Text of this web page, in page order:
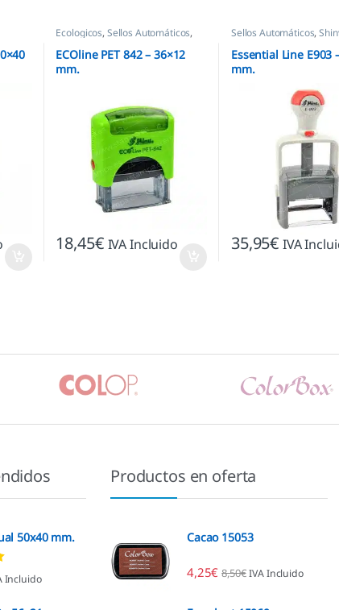
Ecologicos, Sellos Automáticos,
ECOline PET 842 – 36×12
mm.
18,45€ IVA Incluido
Sellos Automáticos,
Essential Line E903
mm.
35,95€ IVA
50x40 mm.
Incluido
Productos en oferta
Cacao 15053
4,25€ 8,50€ IVA Incluido